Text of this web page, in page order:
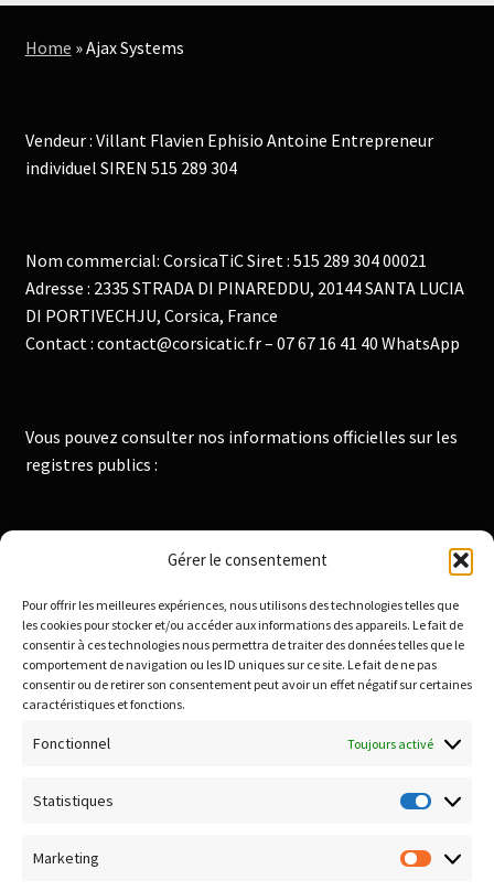
Gérer le consentement
Pour offrir les meilleures expériences, nous utilisons des technologies telles que
les cookies pour stocker et/ou accéder aux informations des appareils. Le fait de
consentir à ces technologies nous permettra de traiter des données telles que le
comportement de navigation ou les ID uniques sur ce site. Le fait de ne pas
consentir ou de retirer son consentement peut avoir un effet négatif sur certaines
caractéristiques et fonctions.
Fonctionnel Toujours activé
Statistiques
Marketing
Home »Ajax Systems
Vendeur : Villant Flavien Ephisio Antoine Entrepreneur
individuel SIREN 515 289 304
Nom commercial: CorsicaTiC Siret : 515 289 304 00021
Adresse : 2335 STRADA DI PINAREDDU, 20144 SANTA LUCIA
DI PORTIVECHJU, Corsica, France
Contact : contact@corsicatic.fr – 07 67 16 41 40 WhatsApp
Vous pouvez consulter nos informations officielles sur les
registres publics :
Institut National de la Propriété Industrielle :
Infogreffe : https://www.infogreffe.fr
Politique de confidentialité
Conditions générales de vente
Paiement sécurisé